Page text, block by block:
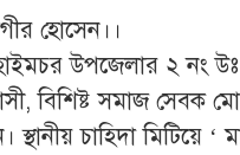
হোসেন।।
উপজেলার ২ নং
বিশিষ্ট সমাজ সেবক
চাহিদা মিটিয়ে ‘